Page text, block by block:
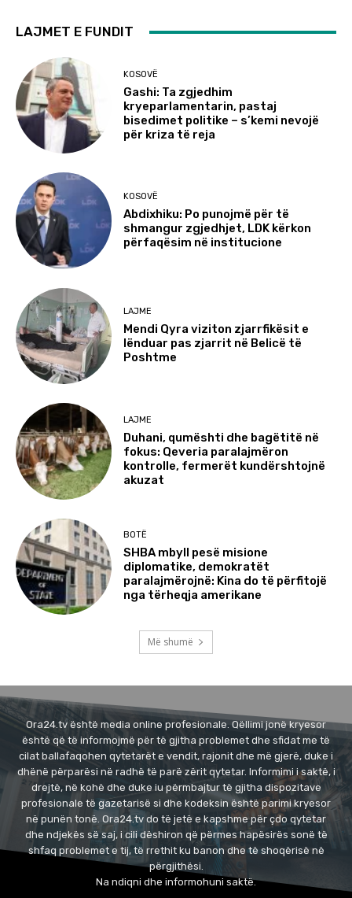
LAJMET E FUNDIT
KOSOVË
Gashi: Ta zgjedhim
kryeparlamentarin, pastaj
bisedimet politike – s’kemi nevojë
për kriza të reja
KOSOVË
Abdixhiku: Po punojmë për të
shmangur zgjedhjet, LDK kërkon
përfaqësim në institucione
LAJME
Mendi Qyra viziton zjarrfikësit e
lënduar pas zjarrit në Belicë të
Poshtme
LAJME
Duhani, qumështi dhe bagëtitë në
fokus: Qeveria paralajmëron
kontrolle, fermerët kundërshtojnë
akuzat
BOTË
SHBA mbyll pesë misione
diplomatike, demokratët
paralajmërojnë: Kina do të përfitojë
nga tërheqja amerikane
Më shumë
Ora24.tv është media online profesionale. Qëllimi jonë kryesor
është që të informojmë për të gjitha problemet dhe sfidat me të
cilat ballafaqohen qytetarët e vendit, rajonit dhe më gjerë, duke i
dhënë përparësi në radhë të parë zërit qytetar. Informimi i saktë, i
drejtë, në kohë dhe duke iu përmbajtur të gjitha dispozitave
profesionale të gazetarisë si dhe kodeksin është parimi kryesor
në punën tonë. Ora24.tv do të jetë e kapshme për çdo qytetar
dhe ndjekës së saj, i cili dëshiron që përmes hapësirës sonë të
shfaq problemet e tij, të rrethit ku banon dhe të shoqërisë në
përgjithësi.
Na ndiqni dhe informohuni saktë.